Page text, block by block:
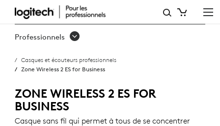
ZONE
WIRELESS
ES
FOR
BUSINESS
Professionnels
Casques et écouteurs professionnels
Zone Wireless 2 ES for Business
ZONE WIRELESS 2 ES FOR
BUSINESS
Casque sans fil qui permet à tous de se concentrer